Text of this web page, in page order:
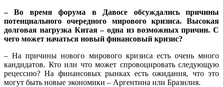
– Во время форума в Давосе обсуждались причины
потенциального очередного мирового кризиса. Высокая
долговая нагрузка Китая – одна из возможных причин. С
чего может начаться новый финансовый кризис?
– На причины нового мирового кризиса есть очень много
кандидатов. Кто или что может спровоцировать следующую
рецессию? На финансовых рынках есть ожидания, что это
могут быть новые экономики – Аргентина или Бразилия.